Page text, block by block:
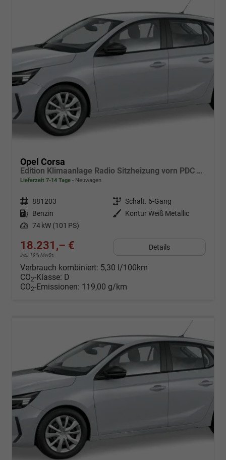
Opel Corsa
Edition Klimaanlage Radio Sitzheizung vorn PDC hinten ECO-LED-Scheinwerfer
Lieferzeit 7-14 Tage Neuwagen
Fahrzeugnr. 881203 Getriebe Schalt. 6-Gang
Kraftstoff Benzin Außenfarbe
Kontur Weiß Metallic
Leistung 74 kW (101 PS)
18.231,– €
incl. 19% MwSt.
Details
Verbrauch kombiniert: 5,30 l/100km
CO2-Klasse: D
CO2-Emissionen: 119,00 g/km